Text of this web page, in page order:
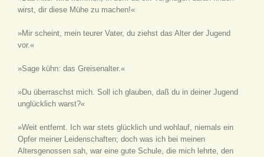
wirst, dir diese Mühe zu machen!«
»Mir scheint, mein teurer Vater, du ziehst das Alter der Jugend
vor.«
»Sage kühn: das Greisenalter.«
»Du überraschst mich. Soll ich glauben, daß du in deiner Jugend
unglücklich warst?«
»Weit entfernt. Ich war stets glücklich und wohlauf, niemals ein
Opfer meiner Leidenschaften; doch was ich bei meinen
Altersgenossen sah, war eine gute Schule, die mich lehrte, den